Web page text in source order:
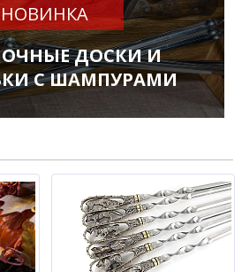
НОВИНКА
ДОСКИ И
С ШАМПУРАМИ